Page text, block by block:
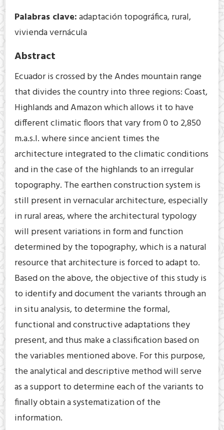
Palabras clave:adaptación topográfica, rural,
vivienda vernácula
Abstract
Ecuador is crossed by the Andes mountain range
that divides the country into three regions: Coast,
Highlands and Amazon which allows it to have
different climatic floors that vary from 0 to 2,850
m.a.s.l. where since ancient times the
architecture integrated to the climatic conditions
and in the case of the highlands to an irregular
topography. The earthen construction system is
still present in vernacular architecture, especially
in rural areas, where the architectural typology
will present variations in form and function
determined by the topography, which is a natural
resource that architecture is forced to adapt to.
Based on the above, the objective of this study is
to identify and document the variants through an
in situ analysis, to determine the formal,
functional and constructive adaptations they
present, and thus make a classification based on
the variables mentioned above. For this purpose,
the analytical and descriptive method will serve
as a support to determine each of the variants to
finally obtain a systematization of the
information.